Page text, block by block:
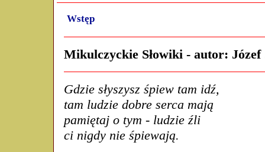
Wstęp
Mikulczyckie Słowiki - autor: Józef
Gdzie słyszysz śpiew tam idź,
tam ludzie dobre serca mają
pamiętaj o tym - ludzie źli
ci nigdy nie śpiewają.